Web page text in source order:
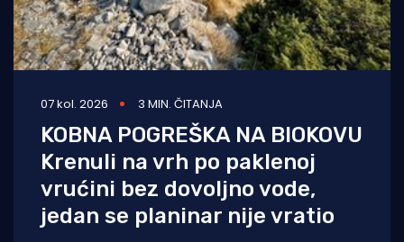
07 kol. 2026 3 MIN. ČITANJA
KOBNA POGREŠKA NA BIOKOVU
Krenuli na vrh po paklenoj
vrućini bez dovoljno vode,
jedan se planinar nije vratio